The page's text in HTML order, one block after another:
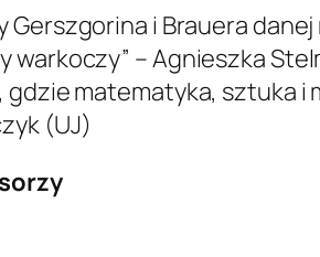
Gerszgorina i Brauera
warkoczy” – Agnieszka
gdzie matematyka, sztuka i
(UJ)